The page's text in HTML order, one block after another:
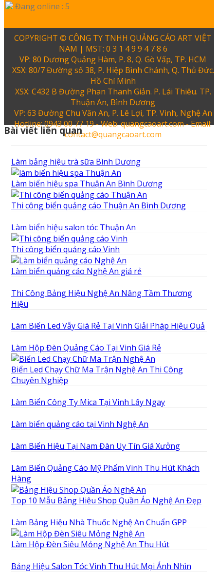
Đang online : 5
COPYRIGHT © CÔNG TY TNHH QUẢNG CÁO ART VIỆT
NAM | MST: 0 3 1 4 9 9 4 7 8 6
VP: 80 Dương Quảng Hàm, P. 8, Q. Gò Vấp, TP. HCM
XSX: 80/7 Đường số 38, P. Hiệp Bình Chánh, Q. Thủ Đức.
Hồ Chí Minh
XSX: C432 B Đường Phan Thanh Giản. P. Lái Thiêu. TP.
Thuận An, Bình Dương
VP: 63 Đường Chu Văn An, P. Lê Lợi, TP. Vinh, Nghệ An
Hotline: 0943 00 77 19 - Web: quangcaoart.com - Email:
contact@quangcaoart.com
Bài viết liên quan
Làm bảng hiệu trà sữa Bình Dương
Làm biển hiệu spa Thuận An Bình Dương
Thi công biển quảng cáo Thuận An Bình Dương
Làm biển hiệu salon tóc Thuận An
Thi công biển quảng cáo Vinh
Làm biển quảng cáo Nghệ An giá rẻ
Thi Công Bảng Hiệu Nghệ An Nâng Tầm Thương
Hiệu
Làm Biển Led Vẫy Giá Rẻ Tại Vinh Giải Pháp Hiệu Quả
Làm Hộp Đèn Quảng Cáo Tại Vinh Giá Rẻ
Biển Led Chạy Chữ Ma Trận Nghệ An Thi Công
Chuyên Nghiệp
Làm Biển Công Ty Mica Tại Vinh Lấy Ngay
Làm biển quảng cáo tại Vinh Nghệ An
Làm Biển Hiệu Tại Nam Đàn Uy Tín Giá Xưởng
Làm Biển Quảng Cáo Mỹ Phẩm Vinh Thu Hút Khách
Hàng
Top 10 Mẫu Bảng Hiệu Shop Quần Áo Nghệ An Đẹp
Làm Bảng Hiệu Nhà Thuốc Nghệ An Chuẩn GPP
Làm Hộp Đèn Siêu Mỏng Nghệ An Thu Hút
Bảng Hiệu Salon Tóc Vinh Thu Hút Mọi Ánh Nhìn